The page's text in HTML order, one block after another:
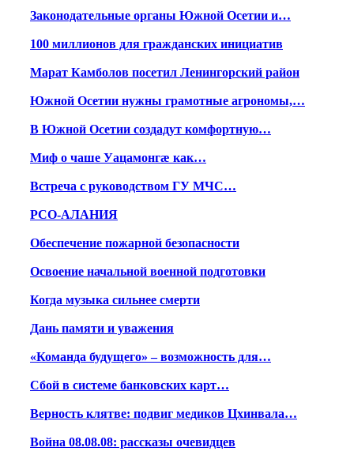
Законодательные органы Южной Осетии и…
100 миллионов для гражданских инициатив
Марат Камболов посетил Ленингорский район
Южной Осетии нужны грамотные агрономы,…
В Южной Осетии создадут комфортную…
Миф о чаше Уацамонгæ как…
Встреча с руководством ГУ МЧС…
РСО-АЛАНИЯ
Обеспечение пожарной безопасности
Освоение начальной военной подготовки
Когда музыка сильнее смерти
Дань памяти и уважения
«Команда будущего» – возможность для…
Сбой в системе банковских карт…
Верность клятве: подвиг медиков Цхинвала…
Война 08.08.08: рассказы очевидцев